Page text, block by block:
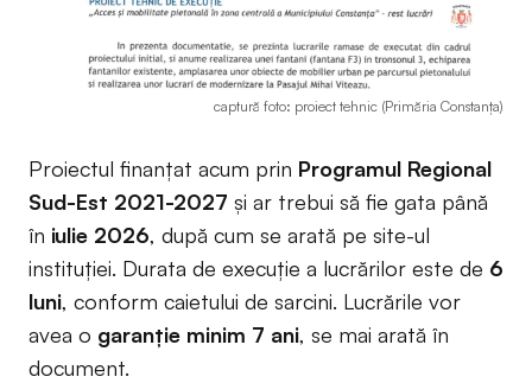
captură foto: proiect tehnic (Primăria Constanța)
Proiectul finanțat acum prin Programul Regional
Sud-Est 2021-2027 și ar trebui să fie gata până
în iulie 2026, după cum se arată pe site-ul
instituției. Durata de execuție a lucrărilor este de 6
luni, conform caietului de sarcini. Lucrările vor
avea o garanție minim 7 ani, se mai arată în
document.